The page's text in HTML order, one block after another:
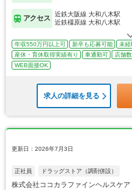
アクセス
近鉄大阪線 大和八木駅
近鉄橿原線 大和八木駅
年収550万円以上可 新卒も応募可能 未経
産休・育休取得実績有り
車通勤可 店舗
WEB面接OK
求人の詳細を見る
更新日：2026年7月3日
正社員 ドラッグストア（調剤併設）
株式会社ココカラファインヘルスケ